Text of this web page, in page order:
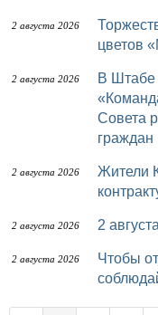
2 августа 2026
Торжественная церемония возложения
цветов
2 августа 2026
В Штабе общественной поддержки
Совета
граждан
2 августа 2026
Жители Коми могут поступить на службу по
2 августа 2026 2
2 августа 2026
Чтобы отдых у воды не обернулся бедой,